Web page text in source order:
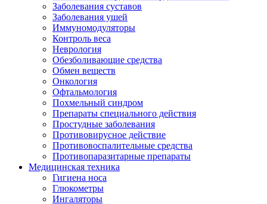
Заболевания суставов
Заболевания ушей
Иммуномодуляторы
Контроль веса
Неврология
Обезболивающие средства
Обмен веществ
Онкология
Офтальмология
Похмельный синдром
Препараты специального действия
Простудные заболевания
Противовирусное действие
Противовоспалительные средства
Противопаразитарные препараты
Медицинская техника
Гигиена носа
Глюкометры
Ингаляторы